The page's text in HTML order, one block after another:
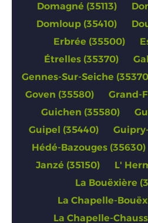
Domagné (35113)
Domloup (35410)
Erbrée (35500)
Étrelles (35370)
Gennes-Sur-Seiche
Goven (35580)
Grand-
Guichen (35580)
Guipel (35440)
Hédé-Bazouges (35630)
Janzé (35150)
L'
La Bouëxière
La Chapelle-
La Chapelle-